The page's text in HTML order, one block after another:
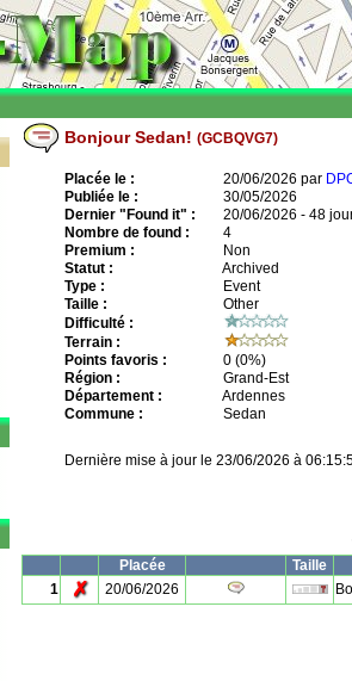
Bonjour Sedan! (GCBQVG7)
Placée le : 20/06/2026 par
Publiée le :
30/05/2026
Dernier "Found it" :
20/06/2026 - 48
Nombre de found :
4
Premium :
Non
Statut :
Archived
Type :
Event
Taille :
Other
Difficulté :
Terrain :
Points favoris :
0 (0%)
Région :
Grand-Est
Département :
Ardennes
Commune :
Sedan
Dernière mise à jour le 23/06/2026 à
Placée Taille
1
✗ 20/06/2026